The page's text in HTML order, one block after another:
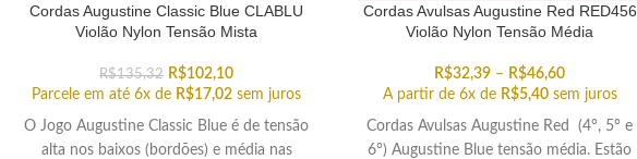
Cordas Augustine Classic Blue CLABLU
Violão Nylon Tensão Mista
R$135,32 R$102,10
Parcele em até 6x de R$17,02 sem juros
O Jogo Augustine Classic Blue é de tensão
alta nos baixos (bordões) e média nas
Cordas Avulsas Augustine Red RED456
Violão Nylon Tensão Média
R$32,39 – R$46,60
A partir de 6x de R$5,40 sem juros
Cordas Avulsas Augustine Red (4°, 5° e
6°) Augustine Blue tensão média. Estão